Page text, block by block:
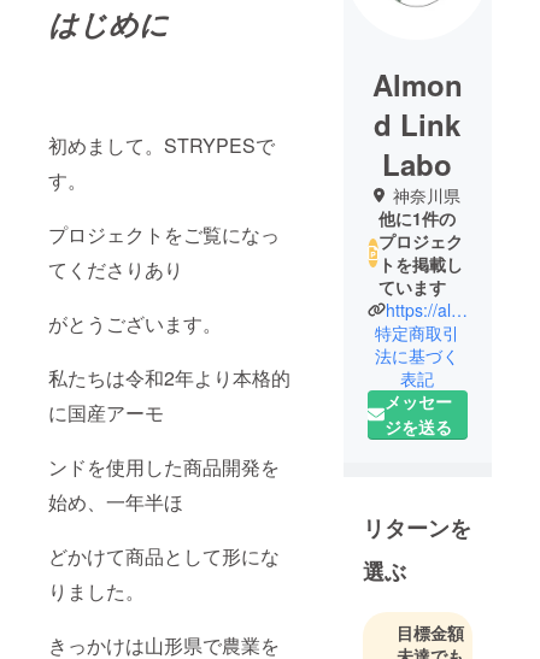
はじめに
初めまして。STRYPESで
す。
プロジェクトをご覧になっ
てくださりあり
がとうございます。
私たちは令和2年より本格的
に国産アーモ
ンドを使用した商品開発を
始め、一年半ほ
どかけて商品として形にな
りました。
きっかけは山形県で農業を
Almon
d Link
Labo
神奈川県
他に1件の
プロジェク
トを掲載し
ています
https://almondlinklabo.com
特定商取引
法に基づく
表記
メッセー
ジを送る
リターンを
選ぶ
目標金額